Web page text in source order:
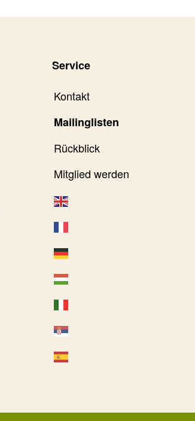
Service
Kontakt
Mailinglisten
Rückblick
Mitglied werden